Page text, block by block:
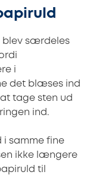
blev særdeles
i
det blæses ind
tage sten ud
ind.
i samme fine
ikke længere
til